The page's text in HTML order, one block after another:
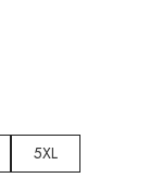
5XL